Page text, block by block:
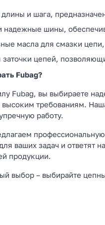
и шага,
шины,
масла для смазки
цепей,
Fubag?
Fubag, вы выбираете
требованиям. Наша
работу.
ваших задач и ответят
продукции.
выбор – выбирайте